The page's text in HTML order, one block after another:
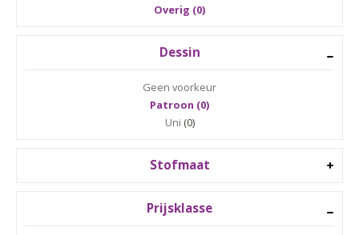
Overig (0)
Dessin
Geen voorkeur
Patroon (0)
Uni (0)
Stofmaat
Prijsklasse